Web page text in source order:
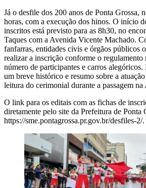
Já o desfile dos 200 anos de Ponta Grossa,
horas, com a execução dos hinos. O início
inscritos está previsto para as 8h30, no
Taques com a Avenida Vicente Machado.
fanfarras, entidades civis e órgãos públicos
realizar a inscrição conforme o
número de participantes e carros alegóricos.
um breve histórico e resumo sobre a
leitura do cerimonial durante a passagem na
O link para os editais com as fichas de
diretamente pelo site da Prefeitura de Ponta
https://sme.pontagrossa.pr.gov.br/desfiles-2/.